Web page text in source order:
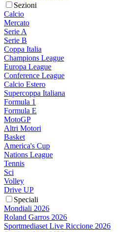
Sezioni
Calcio
Mercato
Serie A
Serie B
Coppa Italia
Champions League
Europa League
Conference League
Calcio Estero
Supercoppa Italiana
Formula 1
Formula E
MotoGP
Altri Motori
Basket
America's Cup
Nations League
Tennis
Sci
Volley
Drive UP
Speciali
Mondiali 2026
Roland Garros 2026
Sportmediaset Live Riccione 2026